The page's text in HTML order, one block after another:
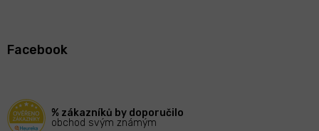
Facebook
% zákazníků by doporučilo
obchod svým známým